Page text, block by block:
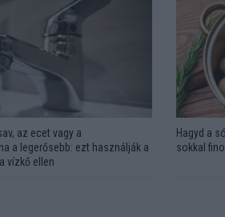
az ecet vagy a
a legerősebb: ezt használják a
vízkő ellen
Hagyd a
sokkal